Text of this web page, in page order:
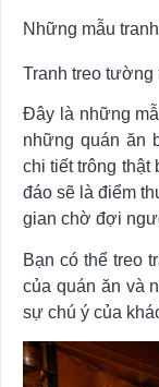
Những mẫu
Tranh treo tường
Đây là những
những quán ăn
chi tiết trông thật
đáo sẽ là điểm
gian chờ đợi
Bạn có thể treo
của quán ăn và
sự chú ý của